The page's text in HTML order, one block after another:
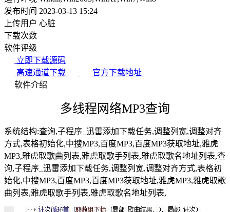
发布时间 2023-03-13 15:24
上传用户 心脏
下载次数
软件评级
立即下载源码
高速通道下载
官方下载地址
软件介绍
多线程网络MP3查询
系统结构:查询,子程序_迅雷添加下载任务,调整列宽,调整对齐
方式,表格初始化,中搜MP3,百度MP3,百度MP3获取地址,雅虎
MP3,雅虎取歌曲列表,雅虎取歌手列表,雅虎取歌名地址列表,查
询,子程序_迅雷添加下载任务,调整列宽,调整对齐方式,表格初
始化,中搜MP3,百度MP3,百度MP3获取地址,雅虎MP3,雅虎取歌
曲列表,雅虎取歌手列表,雅虎取歌名地址列表,